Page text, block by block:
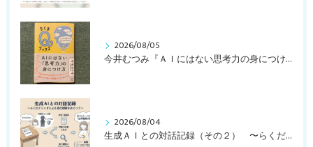
2026/08/05
今井むつみ『ＡＩにはない思考力の身につけ方 ことばの学びはなぜ大切なのか？』
2026/08/04
生成ＡＩとの対話記録（その２） 〜らくだメソッドによる自己観察をめぐって〜